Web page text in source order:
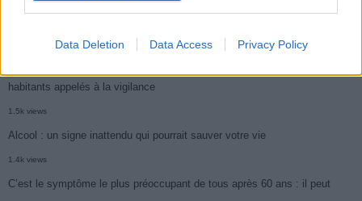
Data Deletion Data Access Privacy Policy
Cancer du foie : Symptômes silencieux mais vitaux à connaître
habitants appelés à la vigilance
1.5k views
Alcool : un signe inattendu qui pourrait sauver votre vie
1.4k views
C’est le symptôme le plus préoccupant de tous après 60 ans : il peut